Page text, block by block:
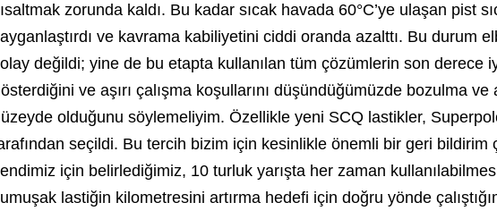
zorunda kaldı. Bu kadar sıcak havada 60°C’ye ulaşan pist
ve kavrama kabiliyetini ciddi oranda azalttı. Bu durum
değildi; yine de bu etapta kullanılan tüm çözümlerin son derece
ve aşırı çalışma koşullarını düşündüğümüzde bozulma ve
olduğunu söylemeliyim. Özellikle yeni SCQ lastikler,
seçildi. Bu tercih bizim için kesinlikle önemli bir geri bildirim
için belirlediğimiz, 10 turluk yarışta her zaman
lastiğin kilometresini artırma hedefi için doğru yönde